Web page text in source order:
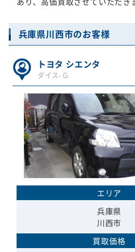
兵庫県川西市のお客様
トヨタ シエンタ
ダイス-Ｇ
エリア
兵庫県
川西市
買取価格